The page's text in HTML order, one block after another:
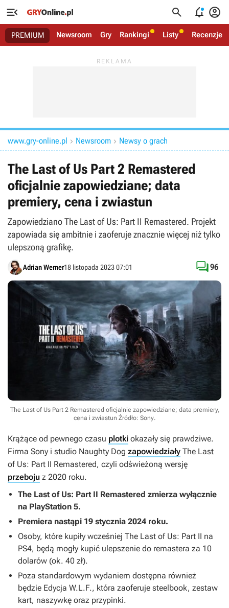
   
PREMIUM Newsroom Gry Rankingi Listy Recenzje
www.gry-online.pl  Newsroom  Newsy o grach
The Last of Us Part 2 Remastered
oficjalnie zapowiedziane; data
premiery, cena i zwiastun
Zapowiedziano The Last of Us: Part II Remastered. Projekt
zapowiada się ambitnie i zaoferuje znacznie więcej niż tylko
ulepszoną grafikę.
Adrian Werner18 listopada 2023 07:01 96
The Last of Us Part 2 Remastered oficjalnie zapowiedziane; data premiery,
cena i zwiastun Źródło: Sony.
Krążące od pewnego czasu plotki okazały się prawdziwe.
Firma Sony i studio Naughty Dog zapowiedziały The Last
of Us: Part II Remastered, czyli odświeżoną wersję
przeboju z 2020 roku.
The Last of Us: Part II Remastered zmierza wyłącznie
na PlayStation 5.
Premiera nastąpi 19 stycznia 2024 roku.
Osoby, które kupiły wcześniej The Last of Us: Part II na
PS4, będą mogły kupić ulepszenie do remastera za 10
dolarów (ok. 40 zł).
Poza standardowym wydaniem dostępna również
będzie Edycja W.L.F., która zaoferuje steelbook, zestaw
kart, naszywkę oraz przypinki.